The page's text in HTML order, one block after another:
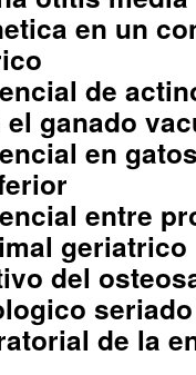
en un
de
ganado
en
entre
geriatrico
del
seriado
de la